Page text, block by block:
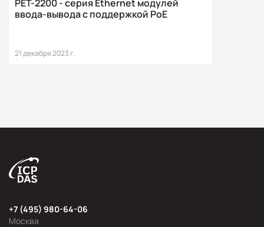
PET-2200 - серия Ethernet модулей
ввода-вывода с поддержкой PoE
21 декабря 2023 г.
Москва
+7 (495) 980-64-06